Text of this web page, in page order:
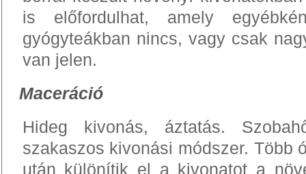
is előfordulhat, amely
gyógyteákban nincs, vagy csak
van jelen.
Maceráció
Hideg kivonás, áztatás.
szakaszos kivonási módszer. Több
után különítik el a kivonatot a